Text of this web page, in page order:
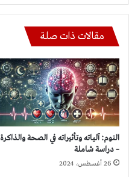
مقالات ذات صلة
النوم: آلياته وتأثيراته في الصحة والذاكرة
– دراسة شاملة
26 أغسطس، 2024